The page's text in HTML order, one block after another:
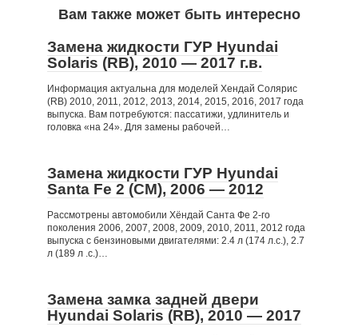
Вам также может быть интересно
Замена жидкости ГУР Hyundai
Solaris (RB), 2010 — 2017 г.в.
Информация актуальна для моделей Хендай Солярис
(RB) 2010, 2011, 2012, 2013, 2014, 2015, 2016, 2017 года
выпуска. Вам потребуются: пассатижи, удлинитель и
головка «на 24». Для замены рабочей…
Замена жидкости ГУР Hyundai
Santa Fe 2 (CM), 2006 — 2012
Рассмотрены автомобили Хёндай Санта Фе 2-го
поколения 2006, 2007, 2008, 2009, 2010, 2011, 2012 года
выпуска с бензиновыми двигателями: 2.4 л (174 л.с.), 2.7
л (189 л .с.)…
Замена замка задней двери
Hyundai Solaris (RB), 2010 — 2017